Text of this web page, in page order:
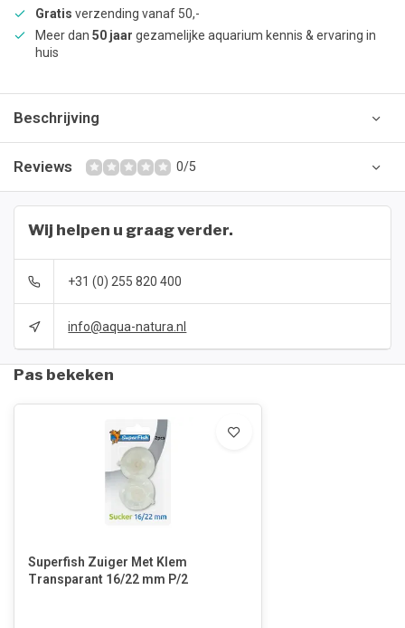
Gratis verzending vanaf 50,-
Meer dan 50 jaar gezamelijke aquarium kennis & ervaring in
huis
Beschrijving
Reviews 0/5
Wij helpen u graag verder.
+31 (0) 255 820 400
info@aqua-natura.nl
Pas bekeken
Superfish Zuiger Met Klem
Transparant 16/22 mm P/2